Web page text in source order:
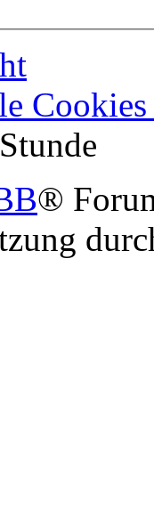
Cookies
®